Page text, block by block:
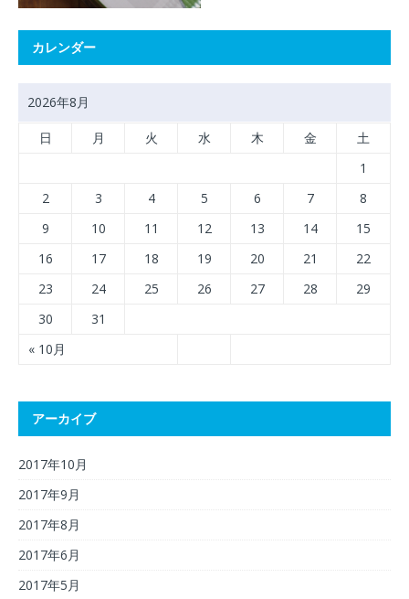
カレンダー
2026年8月
日 月 火 水 木 金 土
« 10月
1
2
3 4 5 6 7
8
9
10 11 12 13 14
15
16
17 18 19 20 21
22
23
24 25 26 27 28
29
30
31
アーカイブ
2017年10月
2017年9月
2017年8月
2017年6月
2017年5月